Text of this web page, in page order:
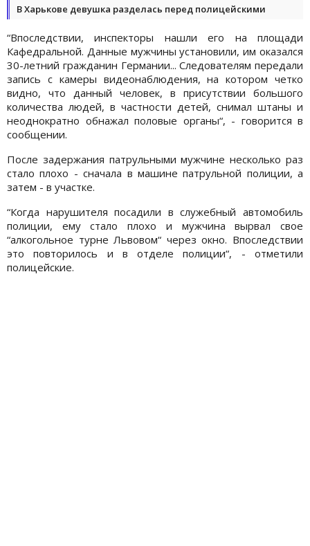
В Харькове девушка разделась перед полицейскими
“Впоследствии, инспекторы нашли его на площади
Кафедральной. Данные мужчины установили, им оказался
30-летний гражданин Германии... Следователям передали
запись с камеры видеонаблюдения, на котором четко
видно, что данный человек, в присутствии большого
количества людей, в частности детей, снимал штаны и
неоднократно обнажал половые органы“, - говорится в
сообщении.
После задержания патрульными мужчине несколько раз
стало плохо - сначала в машине патрульной полиции, а
затем - в участке.
“Когда нарушителя посадили в служебный автомобиль
полиции, ему стало плохо и мужчина вырвал свое
“алкогольное турне Львовом“ через окно. Впоследствии
это повторилось и в отделе полиции“, - отметили
полицейские.